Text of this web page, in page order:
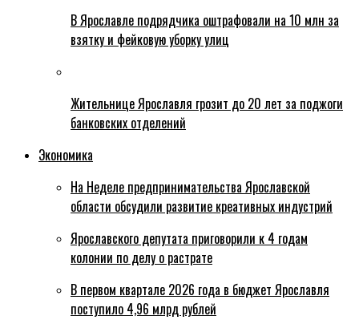
В Ярославле подрядчика оштрафовали на 10 млн за
взятку и фейковую уборку улиц
Жительнице Ярославля грозит до 20 лет за поджоги
банковских отделений
Экономика
На Неделе предпринимательства Ярославской
области обсудили развитие креативных индустрий
Ярославского депутата приговорили к 4 годам
колонии по делу о растрате
В первом квартале 2026 года в бюджет Ярославля
поступило 4,96 млрд рублей